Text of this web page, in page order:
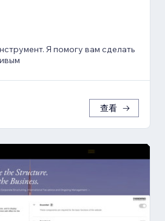
Я помогу вам сделать
查看